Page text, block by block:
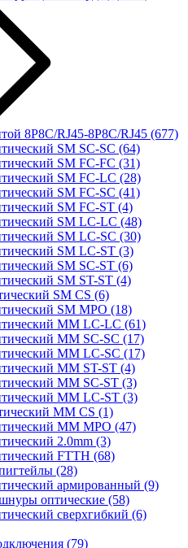
8P8C/RJ45-8P8C/RJ45 (677)
SM SC-SC (64)
SM FC-FC (31)
SM FC-LC (28)
SM FC-SC (41)
SM FC-ST (4)
SM LC-LC (48)
SM LC-SC (30)
SM LC-ST (3)
SM SC-ST (6)
SM ST-ST (4)
SM CS (6)
SM MPO (18)
MM LC-LC (61)
MM SC-SC (17)
MM LC-SC (17)
MM ST-ST (4)
MM SC-ST (3)
MM LC-ST (3)
MM CS (1)
MM MPO (47)
2.0mm (3)
FTTH (68)
(28)
армированный (9)
оптические (58)
сверхгибкий (6)
(79)